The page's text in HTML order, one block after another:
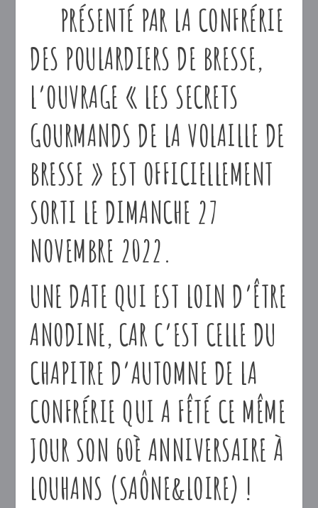
PRÉSENTÉ PAR LA CONFRÉRIE
DES POULARDIERS DE BRESSE,
L’OUVRAGE « LES SECRETS
GOURMANDS DE LA VOLAILLE DE
BRESSE » EST OFFICIELLEMENT
SORTI LE DIMANCHE 27
NOVEMBRE 2022.
UNE DATE QUI EST LOIN D’ÊTRE
ANODINE, CAR C’EST CELLE DU
CHAPITRE D’AUTOMNE DE LA
CONFRÉRIE QUI A FÊTÉ CE MÊME
JOUR SON 60È ANNIVERSAIRE À
LOUHANS (SAÔNE&LOIRE) !